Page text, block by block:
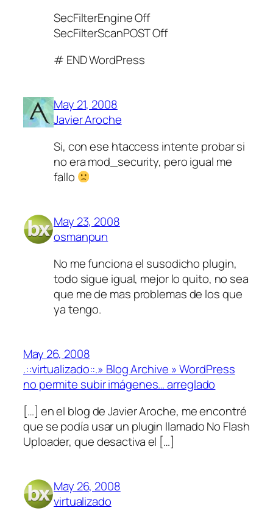
SecFilterEngine Off
SecFilterScanPOST Off
# END WordPress
May 21, 2008
Javier Aroche
Si, con ese htaccess intente probar si
no era mod_security, pero igual me
fallo
May 23, 2008
osmanpun
No me funciona el susodicho plugin,
todo sigue igual, mejor lo quito, no sea
que me de mas problemas de los que
ya tengo.
May 26, 2008
.::virtualizado::.» Blog Archive » WordPress
no permite subir imágenes… arreglado
[…] en el blog de Javier Aroche, me encontré
que se podía usar un plugin llamado No Flash
Uploader, que desactiva el […]
May 26, 2008
virtualizado